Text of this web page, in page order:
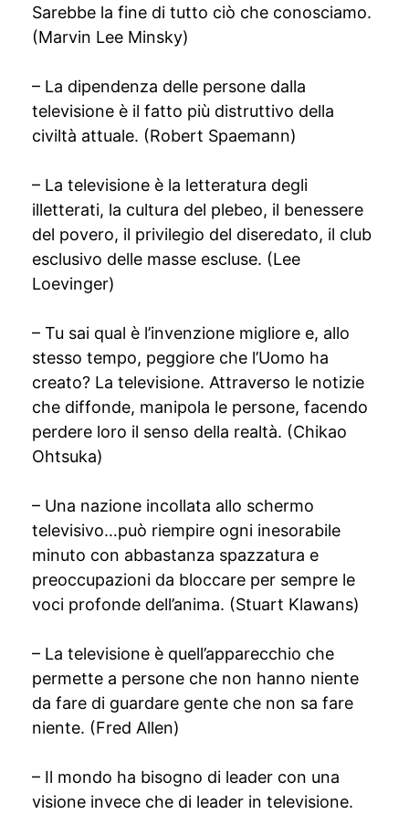
Sarebbe la fine di tutto ciò che conosciamo.
(Marvin Lee Minsky)
– La dipendenza delle persone dalla
televisione è il fatto più distruttivo della
civiltà attuale. (Robert Spaemann)
– La televisione è la letteratura degli
illetterati, la cultura del plebeo, il benessere
del povero, il privilegio del diseredato, il club
esclusivo delle masse escluse. (Lee
Loevinger)
– Tu sai qual è l’invenzione migliore e, allo
stesso tempo, peggiore che l’Uomo ha
creato? La televisione. Attraverso le notizie
che diffonde, manipola le persone, facendo
perdere loro il senso della realtà. (Chikao
Ohtsuka)
– Una nazione incollata allo schermo
televisivo…può riempire ogni inesorabile
minuto con abbastanza spazzatura e
preoccupazioni da bloccare per sempre le
voci profonde dell’anima. (Stuart Klawans)
– La televisione è quell’apparecchio che
permette a persone che non hanno niente
da fare di guardare gente che non sa fare
niente. (Fred Allen)
– Il mondo ha bisogno di leader con una
visione invece che di leader in televisione.